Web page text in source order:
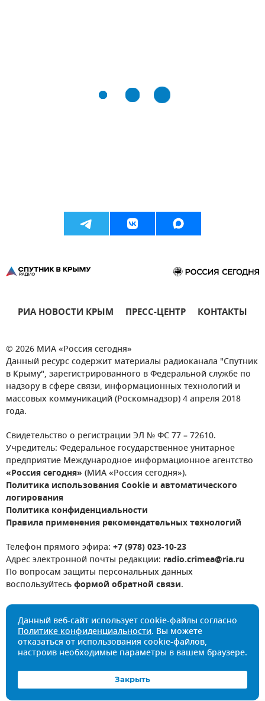
РИА НОВОСТИ КРЫМ ПРЕСС-ЦЕНТР КОНТАКТЫ
© 2026 МИА «Россия сегодня»
Данный ресурс содержит материалы радиоканала "Спутник
в Крыму", зарегистрированного в Федеральной службе по
надзору в сфере связи, информационных технологий и
массовых коммуникаций (Роскомнадзор) 4 апреля 2018
года.
Свидетельство о регистрации ЭЛ № ФС 77 – 72610.
Учредитель: Федеральное государственное унитарное
предприятие Международное информационное агентство
«Россия сегодня» (МИА «Россия сегодня»).
Политика использования Cookie и автоматического
логирования
Политика конфиденциальности
Правила применения рекомендательных технологий
Телефон прямого эфира: +7 (978) 023-10-23
Адрес электронной почты редакции: radio.crimea@ria.ru
По вопросам защиты персональных данных
воспользуйтесьформой обратной связи.
Данный веб-сайт использует cookie-файлы согласно
Политике конфиденциальности. Вы можете
отказаться от использования cookie-файлов,
настроив необходимые параметры в вашем браузере.
Закрыть